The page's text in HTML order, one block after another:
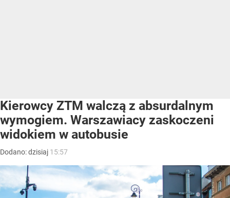
Kierowcy ZTM walczą z absurdalnym
wymogiem. Warszawiacy zaskoczeni
widokiem w autobusie
Dodano:dzisiaj 15:57